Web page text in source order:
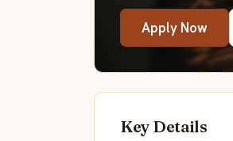
Apply Now
Key Details